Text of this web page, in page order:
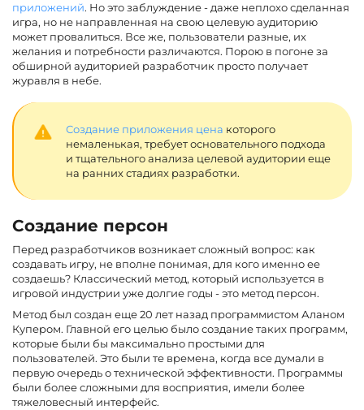
приложений. Но это заблуждение - даже неплохо сделанная
игра, но не направленная на свою целевую аудиторию
может провалиться. Все же, пользователи разные, их
желания и потребности различаются. Порою в погоне за
обширной аудиторией разработчик просто получает
журавля в небе.
Создание приложения цена которого
немаленькая, требует основательного подхода
и тщательного анализа целевой аудитории еще
на ранних стадиях разработки.
Создание персон
Перед разработчиков возникает сложный вопрос: как
создавать игру, не вполне понимая, для кого именно ее
создаешь? Классический метод, который используется в
игровой индустрии уже долгие годы - это метод персон.
Метод был создан еще 20 лет назад программистом Аланом
Купером. Главной его целью было создание таких программ,
которые были бы максимально простыми для
пользователей. Это были те времена, когда все думали в
первую очередь о технической эффективности. Программы
были более сложными для восприятия, имели более
тяжеловесный интерфейс.